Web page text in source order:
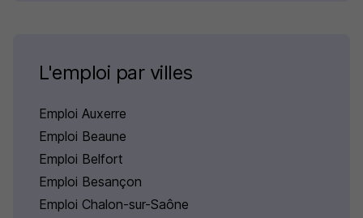
L'emploi par villes
Emploi Auxerre
Emploi Beaune
Emploi Belfort
Emploi Besançon
Emploi Chalon-sur-Saône